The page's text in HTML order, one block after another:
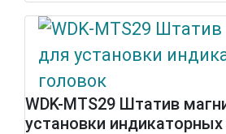
WDK-MTS29 Штатив
установки